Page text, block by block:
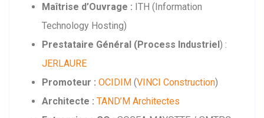
Maîtrise d’Ouvrage : ITH (Information
Technology Hosting)
Prestataire Général (Process Industriel) :
JERLAURE
Promoteur : OCIDIM (VINCI Construction)
Architecte : TAND’M Architectes